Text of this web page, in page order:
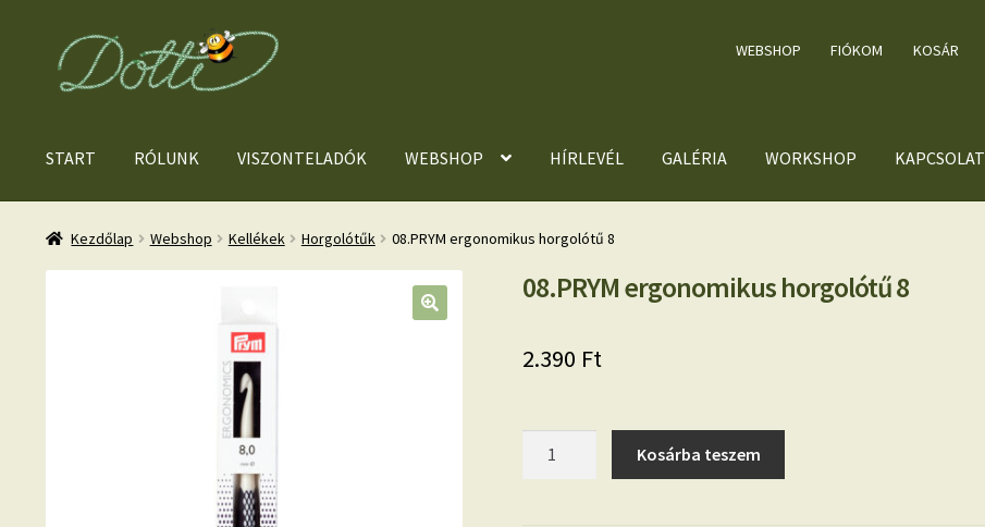
Ugrás
navigációhoz
Kilépés
tartalomba
WEBSHOP FIÓKOM KOSÁR
START RÓLUNK VISZONTELADÓK WEBSHOP HÍRLEVÉL GALÉRIA WORKSHOP KAPCSOLAT
Kezdőlap Webshop Kellékek Horgolótűk 08.PRYM ergonomikus horgolótű 8
08.PRYM ergonomikus horgolótű 8
2.390 Ft
Kosárba teszem